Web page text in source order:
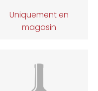
Uniquement en
magasin